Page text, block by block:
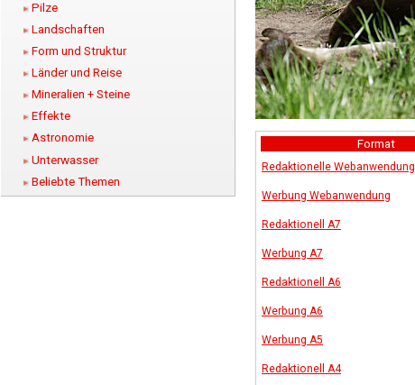
Pilze
Landschaften
Form und Struktur
Länder und Reise
Mineralien + Steine
Effekte
Astronomie
Unterwasser
Beliebte Themen
Format
Redaktionelle Webanwendung
Werbung Webanwendung
Redaktionell A7
Werbung A7
Redaktionell A6
Werbung A6
Werbung A5
Redaktionell A4